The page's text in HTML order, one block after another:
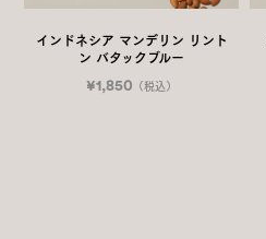
インドネシア マンデリン リント
ン バタックブルー
¥1,850 （税込）